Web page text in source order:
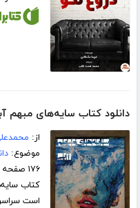
دانلود کتاب سایه‌های مبهم
از:
موضوع:
۱۷۶ صفحه
کتاب
است